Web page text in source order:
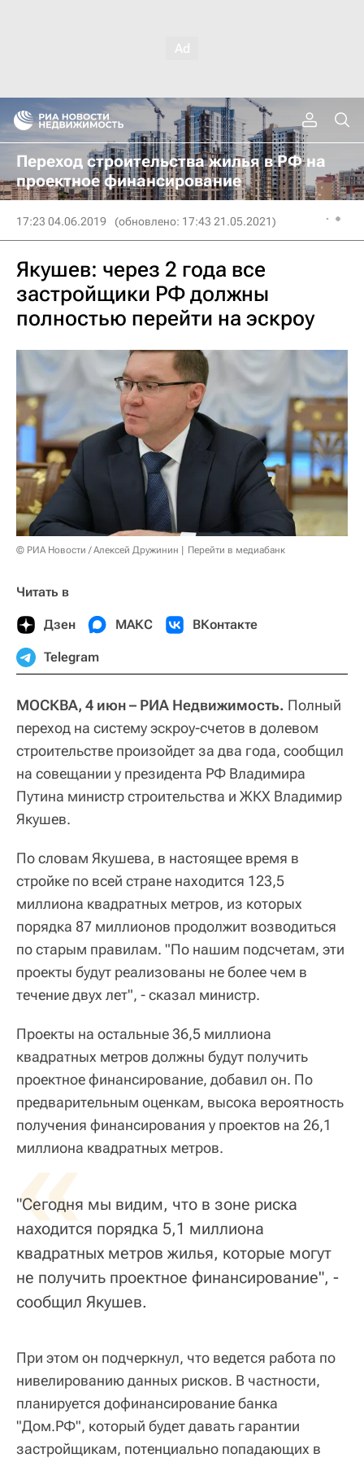
Переход строительства жилья в РФ на
проектное финансирование
17:23 04.06.2019 (обновлено: 17:43 21.05.2021)
Якушев: через 2 года все
застройщики РФ должны
полностью перейти на эскроу
© РИА Новости / Алексей Дружинин Перейти в медиабанк
Читать в
Дзен МАКС ВКонтакте
Telegram
МОСКВА, 4 июн – РИА Недвижимость. Полный
переход на систему эскроу-счетов в долевом
строительстве произойдет за два года, сообщил
на совещании у президента РФ Владимира
Путина министр строительства и ЖКХ Владимир
Якушев.
По словам Якушева, в настоящее время в
стройке по всей стране находится 123,5
миллиона квадратных метров, из которых
порядка 87 миллионов продолжит возводиться
по старым правилам. "По нашим подсчетам, эти
проекты будут реализованы не более чем в
течение двух лет", - сказал министр.
Проекты на остальные 36,5 миллиона
квадратных метров должны будут получить
проектное финансирование, добавил он. По
предварительным оценкам, высока вероятность
получения финансирования у проектов на 26,1
миллиона квадратных метров.
«
"Сегодня мы видим, что в зоне риска
находится порядка 5,1 миллиона
квадратных метров жилья, которые могут
не получить проектное финансирование", -
сообщил Якушев.
При этом он подчеркнул, что ведется работа по
нивелированию данных рисков. В частности,
планируется дофинансирование банка
"Дом.РФ", который будет давать гарантии
застройщикам, потенциально попадающих в